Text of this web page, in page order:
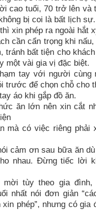
cao tuổi, 70 trở lên và
bị coi là bất lịch sự.
xin phép ra ngoài hắt
cần cẩn trọng khi
tránh bất tiện cho
một vài gia vị đặc biệt.
tay với người cùng
trước để chọn chỗ cho
áo khi gắp đồ ăn.
ăn lớn nên xin cắt
mà có việc riêng phải
cảm ơn sau bữa ăn
nhau. Đừng tiếc lời
mời tùy theo gia
nhất nói đơn giản
xin phép”, nhưng có gia